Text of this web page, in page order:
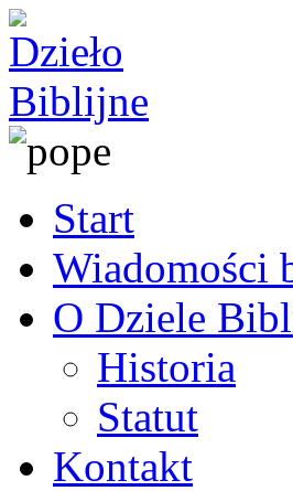
Start
Wiadomości
O Dziele
Historia
Statut
Kontakt